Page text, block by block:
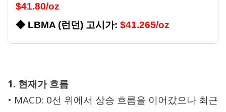
$41.80/oz
◆ LBMA (런던) 고시가: $41.265/oz
1. 현재가 흐름
• MACD: 0선 위에서 상승 흐름을 이어갔으나 최근